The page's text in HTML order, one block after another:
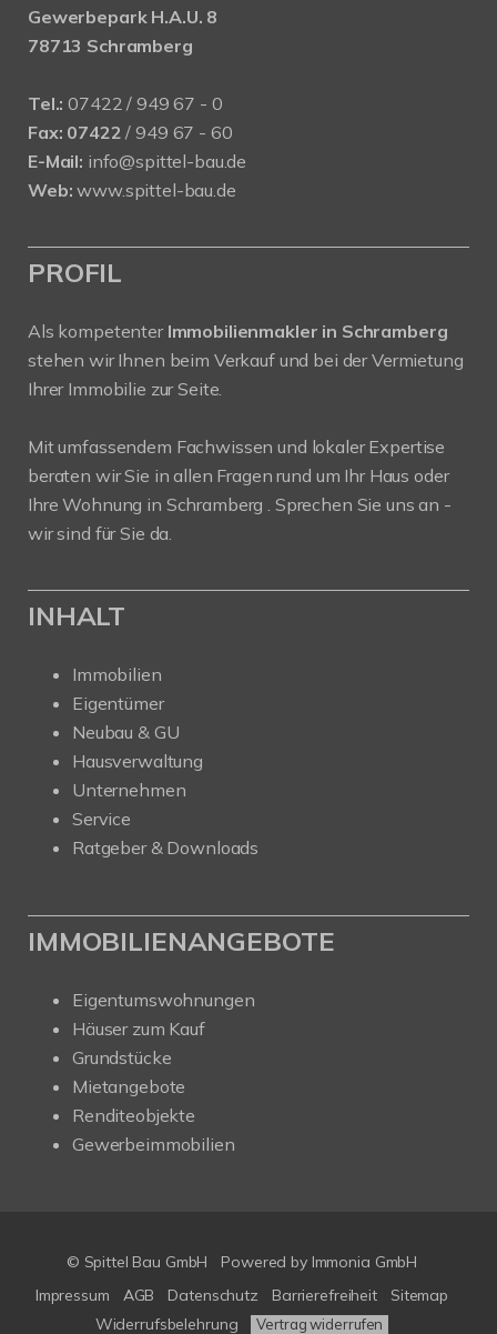
Gewerbepark H.A.U. 8
78713 Schramberg
Tel.: 07422 / 949 67 - 0
Fax: 07422 / 949 67 - 60
E-Mail: info@spittel-bau.de
Web: www.spittel-bau.de
PROFIL
Als kompetenter Immobilienmakler in Schramberg
stehen wir Ihnen beim Verkauf und bei der Vermietung
Ihrer Immobilie zur Seite.
Mit umfassendem Fachwissen und lokaler Expertise
beraten wir Sie in allen Fragen rund um Ihr Haus oder
Ihre Wohnung in Schramberg . Sprechen Sie uns an -
wir sind für Sie da.
INHALT
Immobilien
Eigentümer
Neubau & GU
Hausverwaltung
Unternehmen
Service
Ratgeber & Downloads
IMMOBILIENANGEBOTE
Eigentumswohnungen
Häuser zum Kauf
Grundstücke
Mietangebote
Renditeobjekte
Gewerbeimmobilien
© Spittel Bau GmbH Powered by Immonia GmbH
Impressum
AGB Datenschutz Barrierefreiheit
Sitemap
Widerrufsbelehrung
Vertrag widerrufen